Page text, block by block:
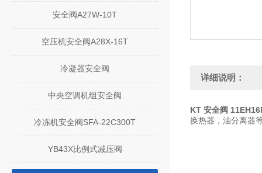
安全阀A27W-10T
空压机安全阀A28X-16T
冷凝器安全阀
中央空调机组安全阀
冷冻机安全阀SFA-22C300T
YB43X比例式减压阀
详细说明：
KT 安全阀
换热器，油分离器